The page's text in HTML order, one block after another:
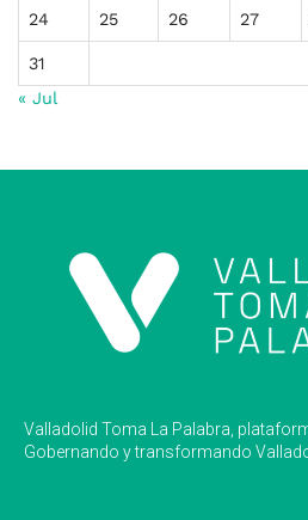
24 25 26 27
31
« Jul
Valladolid Toma La Palabra,
Gobernando y transformando